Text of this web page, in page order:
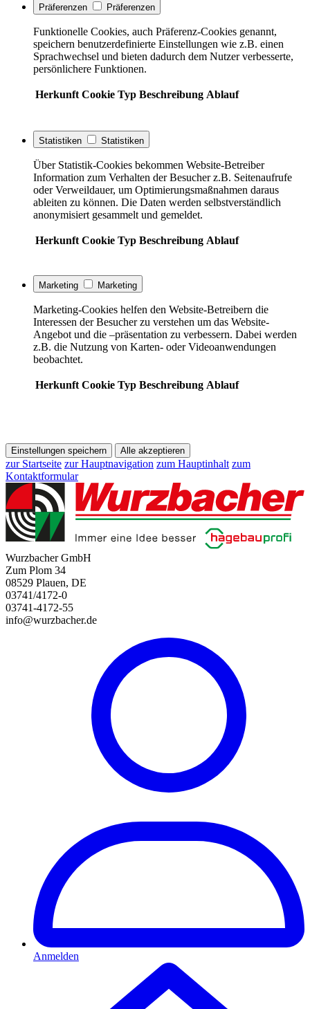
Präferenzen Präferenzen
Funktionelle Cookies, auch Präferenz-Cookies genannt,
speichern benutzerdefinierte Einstellungen wie z.B. einen
Sprachwechsel und bieten dadurch dem Nutzer verbesserte,
persönlichere Funktionen.
Herkunft Cookie Typ Beschreibung Ablauf
Statistiken Statistiken
Über Statistik-Cookies bekommen Website-Betreiber
Information zum Verhalten der Besucher z.B. Seitenaufrufe
oder Verweildauer, um Optimierungsmaßnahmen daraus
ableiten zu können. Die Daten werden selbstverständlich
anonymisiert gesammelt und gemeldet.
Herkunft Cookie Typ Beschreibung Ablauf
Marketing Marketing
Marketing-Cookies helfen den Website-Betreibern die
Interessen der Besucher zu verstehen um das Website-
Angebot und die –präsentation zu verbessern. Dabei werden
z.B. die Nutzung von Karten- oder Videoanwendungen
beobachtet.
Herkunft Cookie Typ Beschreibung Ablauf
Einstellungen speichern Alle akzeptieren
zur Startseite zur Hauptnavigation zum Hauptinhalt zum
Kontaktformular
Wurzbacher GmbH
Zum Plom 34
08529 Plauen, DE
03741/4172-0
03741-4172-55
info@wurzbacher.de
Anmelden